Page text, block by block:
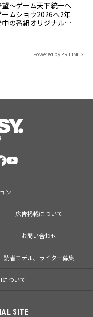
望～ゲーム天下統一へ
ームショウ2026へ2年
の番組オリジナルゲ
験！失敗したら即
Powered by PR TIMES
ン
広告掲載について
お問い合わせ
読者モデル、ライター募集
について
SITE